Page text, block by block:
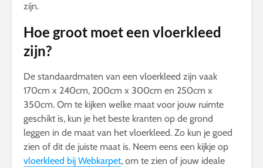
zijn.
Hoe groot moet een vloerkleed
zijn?
De standaardmaten van een vloerkleed zijn vaak
170cm x 240cm, 200cm x 300cm en 250cm x
350cm. Om te kijken welke maat voor jouw ruimte
geschikt is, kun je het beste kranten op de grond
leggen in de maat van het vloerkleed. Zo kun je goed
zien of dit de juiste maat is. Neem eens een kijkje op
vloerkleed bij Webkarpet, om te zien of jouw ideale